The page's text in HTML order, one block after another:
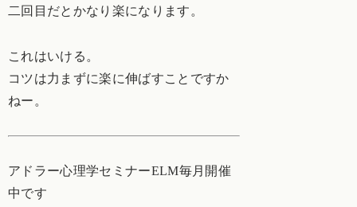
二回目だとかなり楽になります。
これはいける。
コツは力まずに楽に伸ばすことですか
ねー。
アドラー心理学セミナーELM毎月開催
中です